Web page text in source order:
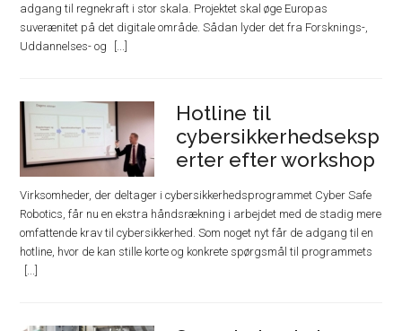
adgang til regnekraft i stor skala. Projektet skal øge Europas
suverænitet på det digitale område. Sådan lyder det fra Forsknings-,
Uddannelses- og
Hotline til
cybersikkerhedseksp
erter efter workshop
Virksomheder, der deltager i cybersikkerhedsprogrammet Cyber Safe
Robotics, får nu en ekstra håndsrækning i arbejdet med de stadig mere
omfattende krav til cybersikkerhed. Som noget nyt får de adgang til en
hotline, hvor de kan stille korte og konkrete spørgsmål til programmets